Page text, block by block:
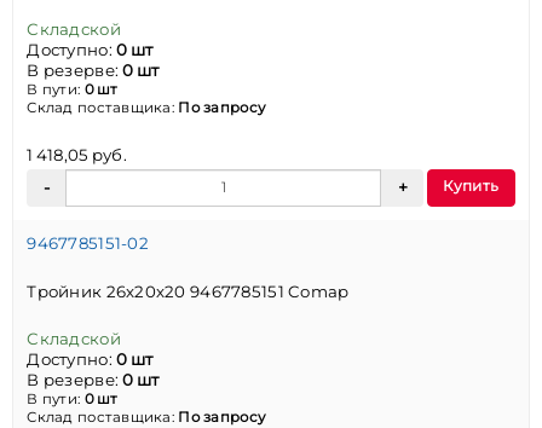
Складской
Доступно:0 шт
В резерве:0 шт
В пути: 0 шт
Склад поставщика: По запросу
1 418,05 руб.
Купить
9467785151-02
Тройник 26х20х20 9467785151 Comap
Складской
Доступно:0 шт
В резерве:0 шт
В пути: 0 шт
Склад поставщика: По запросу